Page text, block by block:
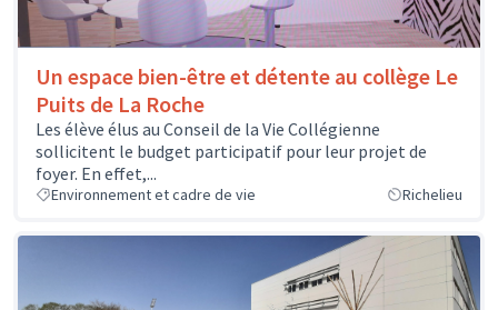
Un espace bien-être et détente au collège Le
Puits de La Roche
Les élève élus au Conseil de la Vie Collégienne
sollicitent le budget participatif pour leur projet de
foyer. En effet,...
Environnement et cadre de vie Richelieu